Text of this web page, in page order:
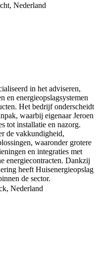
Nederland
in het adviseren,
en energieopslagsystemen
Het bedrijf onderscheidt
waarbij eigenaar Jeroen
tot installatie en nazorg.
de vakkundigheid,
waaronder grotere
en integraties met
energiecontracten. Dankzij
heeft Huisenergieopslag
de sector.
Nederland